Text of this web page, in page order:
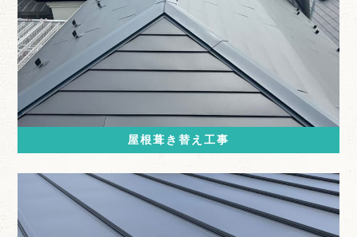
屋根葺き替え工事